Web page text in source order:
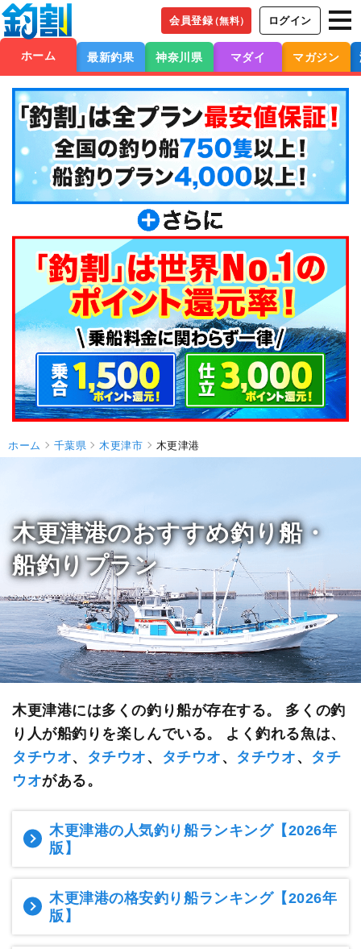
会員登録（無料） ログイン
ホーム 最新釣果 神奈川県 マダイ マガジン
ホーム 千葉県 木更津市 木更津港
木更津港のおすすめ釣り船・
船釣りプラン
木更津港には多くの釣り船が存在する。 多くの釣
り人が船釣りを楽しんでいる。 よく釣れる魚は、
タチウオ、 タチウオ、 タチウオ、 タチウオ、 タチ
ウオがある。
木更津港の人気釣り船ランキング【2026年
版】
木更津港の格安釣り船ランキング【2026年
版】